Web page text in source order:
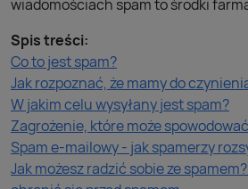
wiadomościach spam to środki
Spis treści:
Co to jest spam?
Jak rozpoznać, że mamy do
W jakim celu wysyłany jest spam?
Zagrożenie, które może
Spam e-mailowy - jak spamerzy
Jak możesz radzić sobie ze